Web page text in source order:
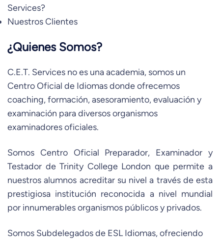
Services?
Nuestros Clientes
¿Quienes Somos?
C.E.T. Services no es una academia, somos un
Centro Oficial de Idiomas donde ofrecemos
coaching, formación, asesoramiento, evaluación y
examinación para diversos organismos
examinadores oficiales.
Somos Centro Oficial Preparador, Examinador y
Testador de Trinity College London que permite a
nuestros alumnos acreditar su nivel a través de esta
prestigiosa institución reconocida a nivel mundial
por innumerables organismos públicos y privados.
Somos Subdelegados de ESL Idiomas, ofreciendo